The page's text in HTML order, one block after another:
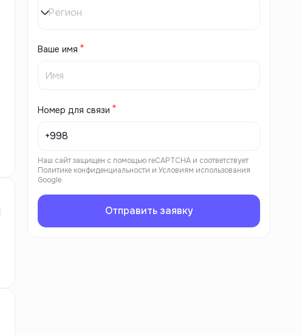
Регион
Ваше имя
Номер для связи
Наш сайт защищен с помощью reCAPTCHA и соответствует
Политике конфиденциальности и Условиям использования
Google.
Отправить заявку